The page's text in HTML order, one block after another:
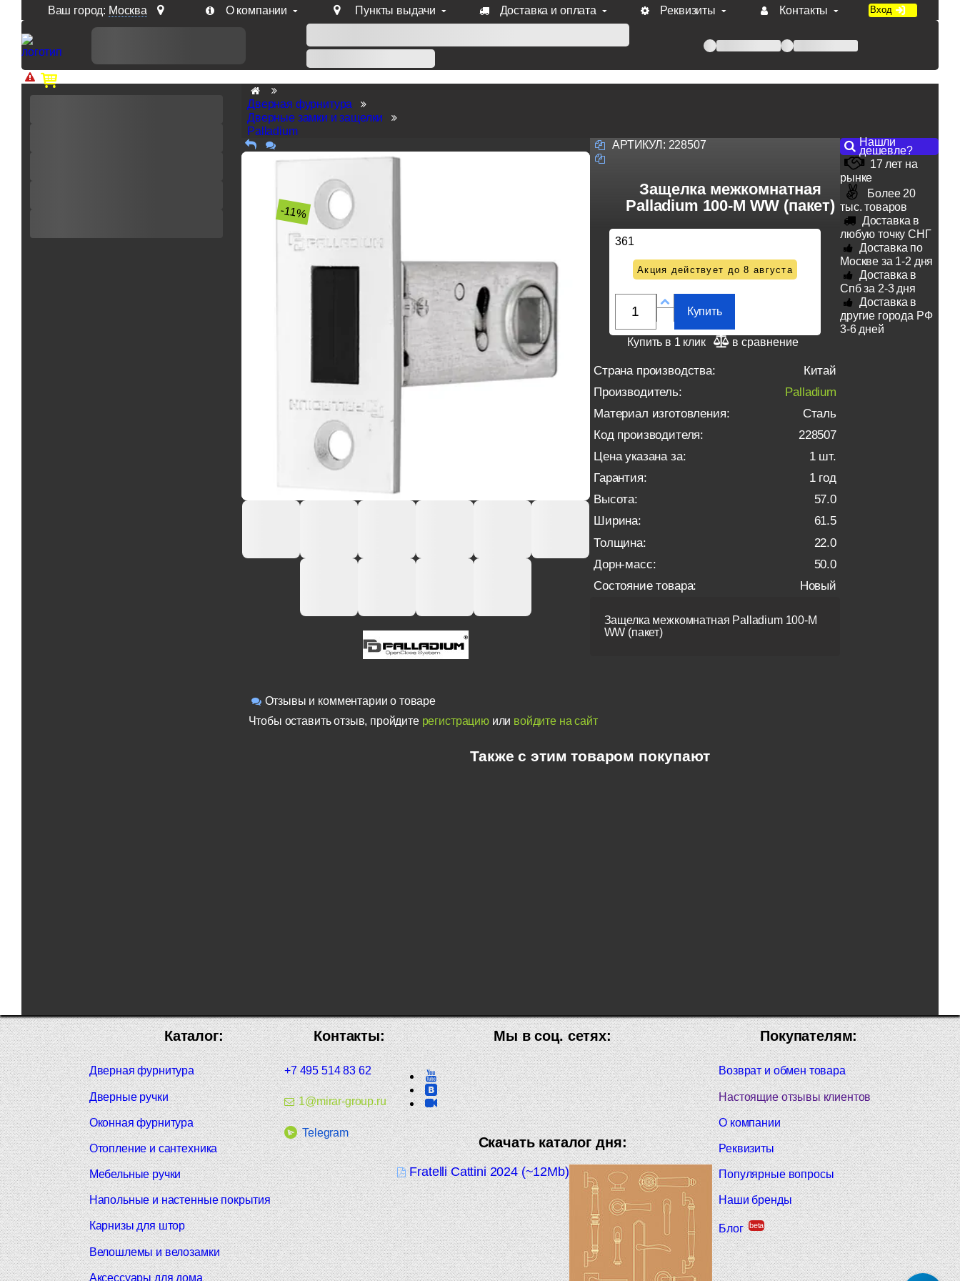
Ваш город: Москва О компании Пункты выдачи Доставка и оплата Реквизиты Контакты Вход
Доп. скидка от цен на сайте 7% при заказе от 50 тыс. руб продукции Venezia, Fratelli, Tupai, Extreza, Melodia, Forme при оплате по счету.
Дверная фурнитура
Дверные замки и защелки
Palladium
-11%
АРТИКУЛ: 228507
Защелка межкомнатная
Palladium 100-М WW (пакет)
361
Акция действует до 8 августа
Купить
Купить в 1 клик в сравнение
Страна производства:
Китай
Производитель:
Palladium
Материал изготовления:
Сталь
Код производителя:
228507
Цена указана за:
1 шт.
Гарантия:
1 год
Высота:
57.0
Ширина:
61.5
Толщина:
22.0
Дорн-масс:
50.0
Состояние товара:
Новый
Защелка межкомнатная Palladium 100-М
WW (пакет)
Нашли
дешевле?
17 лет на
рынке
Более 20
тыс. товаров
Доставка в
любую точку СНГ
Доставка по
Москве за 1-2 дня
Доставка в
Спб за 2-3 дня
Доставка в
другие города РФ
3-6 дней
Отзывы и комментарии о товаре
Чтобы оставить отзыв, пройдите регистрациюили войдите на сайт
Также с этим товаром покупают
Покупателям:
Возврат и обмен товара
Настоящие отзывы клиентов
О компании
Реквизиты
Популярные вопросы
Наши бренды
Блог beta
Мы в соц. сетях:
Скачать каталог дня:
Fratelli Cattini 2024 (~12Mb)
Контакты:
+7 495 514 83 62
1@mirar-group.ru
Telegram
Каталог:
Дверная фурнитура
Дверные ручки
Оконная фурнитура
Отопление и сантехника
Мебельные ручки
Напольные и настенные покрытия
Карнизы для штор
Велошлемы и велозамки
Аксессуары для дома